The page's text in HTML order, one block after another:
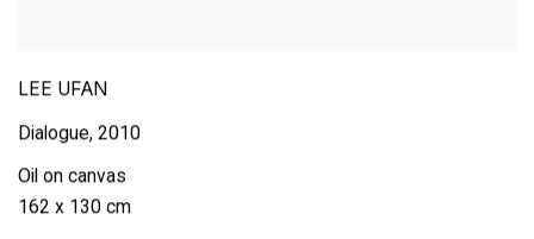
LEE UFAN
Dialogue, 2010
Oil on canvas
162 x 130 cm